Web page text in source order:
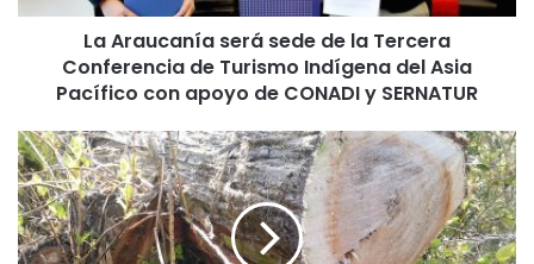
n
r
á
s
e
d
La Araucanía será sede de la Tercera
Conferencia de Turismo Indígena del Asia
Pacífico con apoyo de CONADI y SERNATUR
F
a
m
i
l